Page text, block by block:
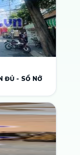
ĐỦ - SỔ NỞ